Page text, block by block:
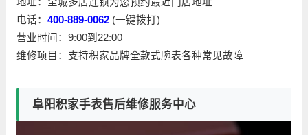
电话： 400-889-0062(一键拨打)
营业时间：9:00到22:00
维修项目：支持积家品牌全款式腕表各种常见故障
阜阳积家手表售后维修服务中心